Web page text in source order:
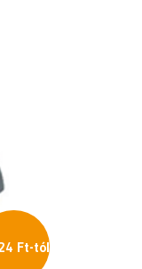
Ft-tól